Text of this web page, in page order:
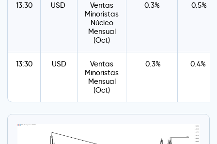
13:30 USD
Ventas
Minoristas
Núcleo
Mensual
(Oct)
0.3% 0.5%
13:30 USD
Ventas
Minoristas
Mensual
(Oct)
0.3% 0.4%